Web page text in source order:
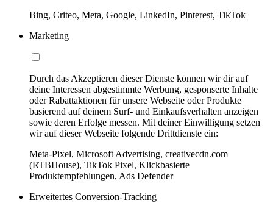
Bing, Criteo, Meta, Google, LinkedIn, Pinterest, TikTok
Marketing
Durch das Akzeptieren dieser Dienste können wir dir auf
deine Interessen abgestimmte Werbung, gesponserte Inhalte
oder Rabattaktionen für unsere Webseite oder Produkte
basierend auf deinem Surf- und Einkaufsverhalten anzeigen
sowie deren Erfolge messen. Mit deiner Einwilligung setzen
wir auf dieser Webseite folgende Drittdienste ein:
Meta-Pixel, Microsoft Advertising, creativecdn.com
(RTBHouse), TikTok Pixel, Klickbasierte
Produktempfehlungen, Ads Defender
Erweitertes Conversion-Tracking